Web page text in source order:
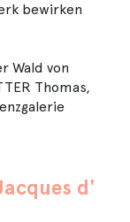
bewirken
Wald von
Thomas,
d'